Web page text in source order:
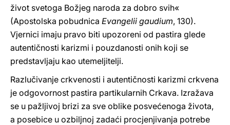
život svetoga Božjeg naroda za dobro svih«
(Apostolska pobudnica Evangelii gaudium, 130).
Vjernici imaju pravo biti upozoreni od pastira glede
autentičnosti karizmi i pouzdanosti onih koji se
predstavljaju kao utemeljitelji.
Razlučivanje crkvenosti i autentičnosti karizmi crkvena
je odgovornost pastira partikularnih Crkava. Izražava
se u pažljivoj brizi za sve oblike posvećenoga života,
a posebice u ozbiljnoj zadaći procjenjivanja potrebe